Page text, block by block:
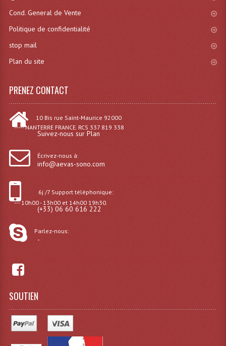
Enceintes Murales (Ligne 100V 16 - 8 Ohm)
Lecteurs Mp3 Et CDs Sources
Microphone PA & Micro Pupitre
Projecteurs De Son
Sono: Conférences Securité Visite Guidée
Sonorisation Securité EN-54
Cond. General de Vente
Politique de confidentialité
stop mail
Plan du site
PRENEZ CONTACT
10 Bis rue Saint-Maurice 92000
----- NANTERRE FRANCE. RCS 337 819 338
Suivez-nous sur Plan
Écrivez-nous à:
info@aevas-sono.com
6j /7 Support téléphonique:
--- 10h00 - 13h00 et 14h00 19h30.
(+33) 06 60 616 222
Parlez-nous:
-
SOUTIEN